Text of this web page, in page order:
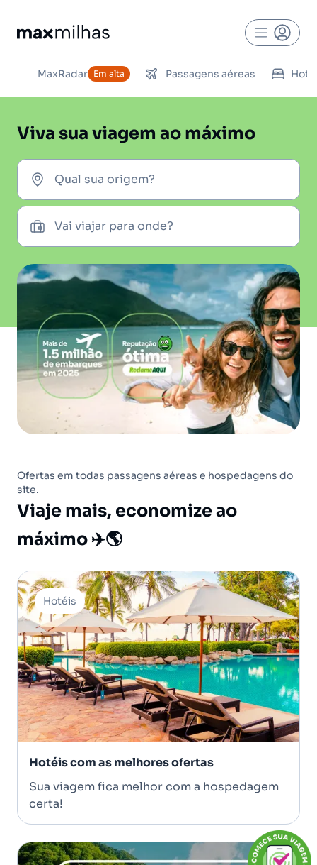
MaxRadar Em alta Passagens aéreas
Viva sua viagem ao máximo
Qual sua origem?
Vai viajar para onde?
Ofertas em todas passagens aéreas e hospedagens do
site.
Viaje mais, economize ao
máximo ✈️🌎
Hotéis
Hotéis com as melhores ofertas
Sua viagem fica melhor com a hospedagem
certa!